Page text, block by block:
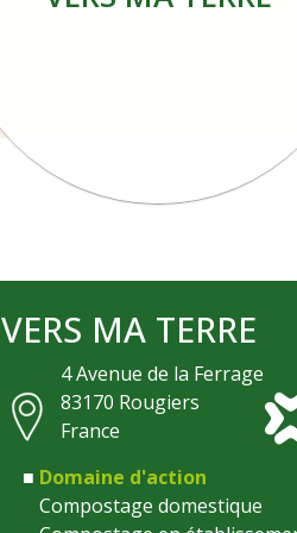
VERS MA TERRE
4 Avenue de la Ferrage
83170 Rougiers
France
Domaine d'action
Compostage domestique